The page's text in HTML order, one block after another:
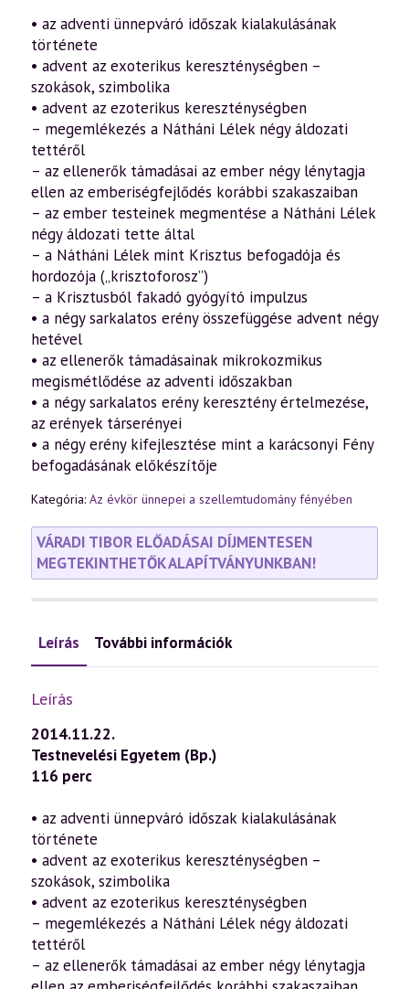
a
szellemtudomány
fényében
(2014.11.22.)
mennyiség
• az adventi ünnepváró időszak kialakulásának
története
• advent az exoterikus kereszténységben –
szokások, szimbolika
• advent az ezoterikus kereszténységben
– megemlékezés a Nátháni Lélek négy áldozati
tettéről
– az ellenerők támadásai az ember négy lénytagja
ellen az emberiségfejlődés korábbi szakaszaiban
– az ember testeinek megmentése a Nátháni Lélek
négy áldozati tette által
– a Nátháni Lélek mint Krisztus befogadója és
hordozója („krisztoforosz”)
– a Krisztusból fakadó gyógyító impulzus
• a négy sarkalatos erény összefüggése advent négy
hetével
• az ellenerők támadásainak mikrokozmikus
megismétlődése az adventi időszakban
• a négy sarkalatos erény keresztény értelmezése,
az erények társerényei
• a négy erény kifejlesztése mint a karácsonyi Fény
befogadásának előkészítője
Kategória: Az évkör ünnepei a szellemtudomány fényében
VÁRADI TIBOR ELŐADÁSAI DÍJMENTESEN
MEGTEKINTHETŐK ALAPÍTVÁNYUNKBAN!
Leírás További információk
Leírás
2014.11.22.
Testnevelési Egyetem (Bp.)
116 perc
• az adventi ünnepváró időszak kialakulásának
története
• advent az exoterikus kereszténységben –
szokások, szimbolika
• advent az ezoterikus kereszténységben
– megemlékezés a Nátháni Lélek négy áldozati
tettéről
– az ellenerők támadásai az ember négy lénytagja